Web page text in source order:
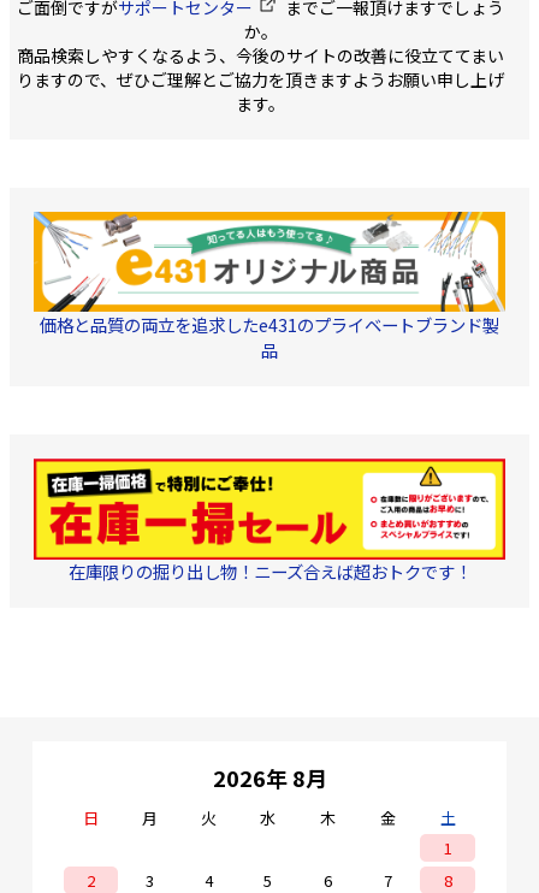
数 DC～3GHz
物 本体、圧着スリー
ブ、ピン、熱収縮スリー
ブ 他社製対応工具
ご面倒ですがサポートセンター
までご一報頂けますでしょう
か。
商品検索しやすくなるよう、今後のサイトの改善に役立ててまい
りますので、ぜひご理解とご協力を頂きますようお願い申し上げ
ます。
価格と品質の両立を追求したe431のプライベートブランド製
品
在庫限りの掘り出し物！ニーズ合えば超おトクです！
2026年 8月
日 月 火 水 木 金
土
1
2
3 4 5 6 7
8